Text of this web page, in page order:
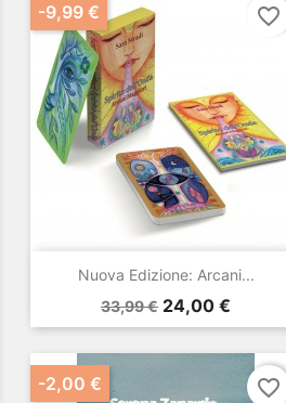
Nuova Edizione: Arcani...
Prezzo
base
33,99 € Prezzo
24,00 €
-9,99 € favorite_border
-2,00 € favorite_border